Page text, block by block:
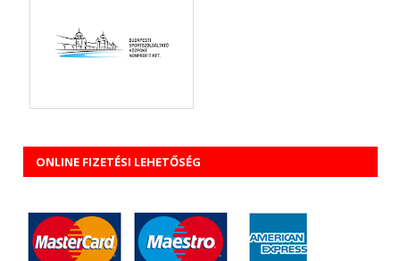
ONLINE FIZETÉSI LEHETŐSÉG